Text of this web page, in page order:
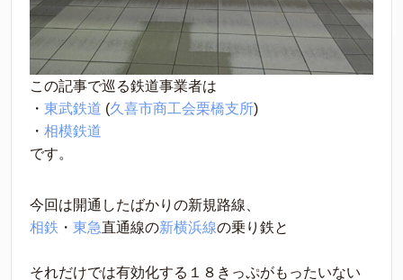
この記事で巡る鉄道事業者は
・ 東武鉄道 (久喜市商工会栗橋支所)
・ 相模鉄道
です。
今回は開通したばかりの新規路線、
相鉄 ・ 東急直通線の新横浜線の乗り鉄と
それだけでは有効化する１８きっぷがもったいない